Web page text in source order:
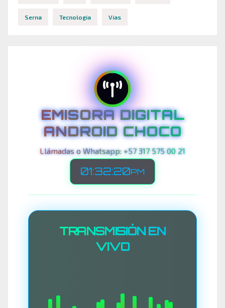
Serna Tecnologia Vias
EMISORA DIGITAL
ANDROID CHOCO
Llámadas o Whatsapp: +57 317 575 00 21
01:32:22PM
TRANSMISIÓN EN
VIVO